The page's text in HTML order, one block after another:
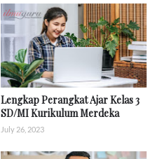
Lengkap Perangkat Ajar Kelas 3
SD/MI Kurikulum Merdeka
July 26, 2023